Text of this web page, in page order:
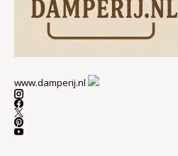
www.damperij.nl